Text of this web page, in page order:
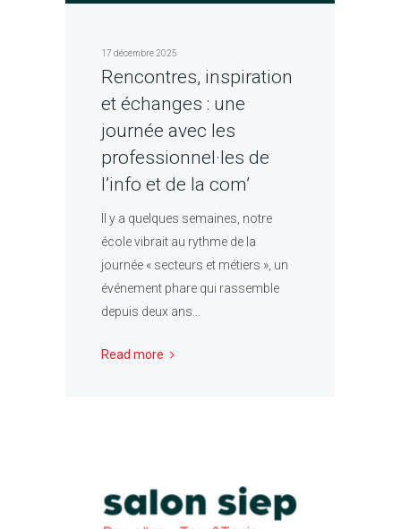
17 décembre 2025
Rencontres, inspiration
et échanges : une
journée avec les
professionnel·les de
l’info et de la com’
Il y a quelques semaines, notre
école vibrait au rythme de la
journée « secteurs et métiers », un
événement phare qui rassemble
depuis deux ans...
Read more